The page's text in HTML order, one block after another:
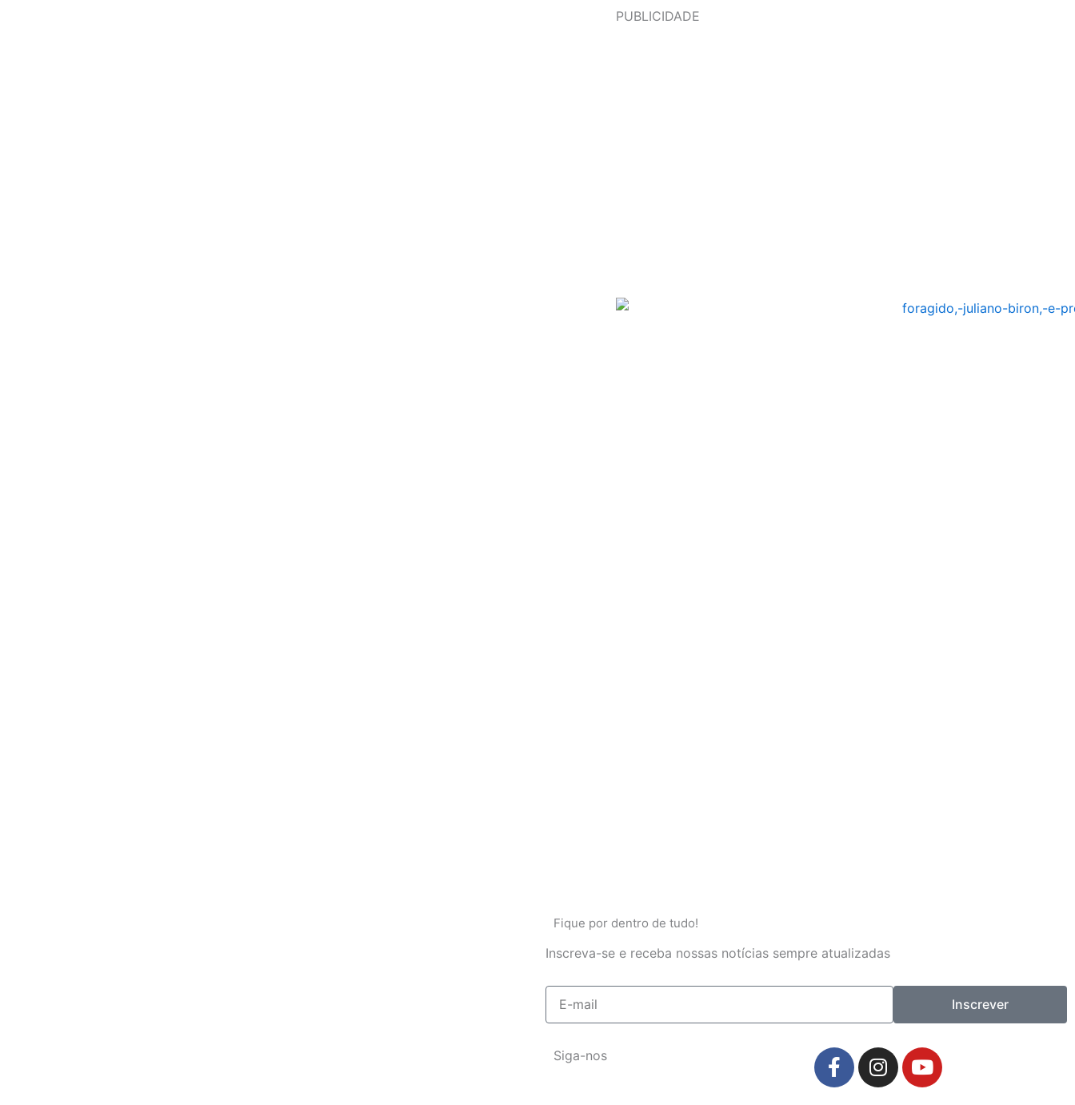
PUBLICIDADE
Fique por dentro de tudo!
Inscreva-se e receba nossas notícias sempre atualizadas
Inscrever
Siga-nos
F
a
I
n
Y
o